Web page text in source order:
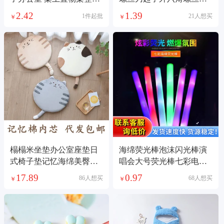
柜批发整理盒
￥ 2.42 1件起批
拆机维修工具T6
￥ 1.39 21人想买
榻榻米坐垫办公室座垫日
式椅子垫记忆海绵美臀垫
猫咪圆形蒲团坐垫
￥ 17.89 86人想买
海绵荧光棒泡沫闪光棒演
唱会大号荧光棒七彩电子
发光棒一次性
￥0.97 68人想买